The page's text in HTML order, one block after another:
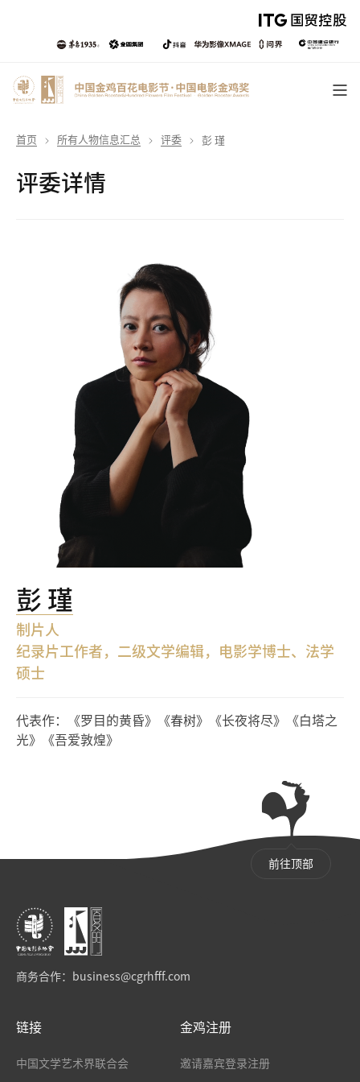
首页 所有人物信息汇总 评委 彭 瑾
评委详情
彭 瑾
制片人
纪录片工作者，二级文学编辑，电影学博士、法学
硕士
代表作：《罗目的黄昏》《春树》《长夜将尽》《白塔之
光》《吾爱敦煌》
前往顶部
商务合作： business@cgrhfff.com
链接
中国文学艺术界联合会
金鸡注册
邀请嘉宾登录注册